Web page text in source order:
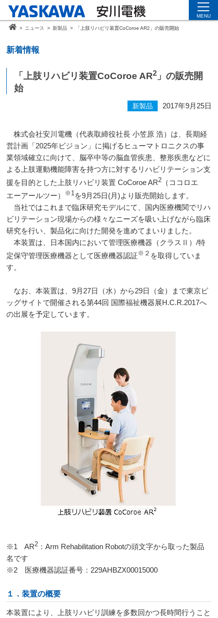
MENU
> ニュース > 新製品 > 「上肢リハビリ装置CoCoroe AR2」の販売開始
新着情報
「上肢リハビリ装置CoCoroe AR2 」の販売開
始
新製品 2017年9月25日
株式会社安川電機（代表取締役社長 小笠原 浩）は、長期経
営計画「2025年ビジョン」に掲げるヒューマトロニクスの事
業領域確立に向けて、脳卒中等の脳血管疾患、整形疾患などに
よる上肢運動機能障害を持つ方に対するリハビリテーション支
援を目的とした上肢リハビリ装置CoCoroe AR2
（ココロエ
エーアールツー）
※ 1を9月 25日(月)より販売開始します。
当社ではこれまで臨床研究モデルにて、国内医療機関でリハ
ビリテーション現場からの様々なニーズを吸い上げながら臨床
研究を行い、製品化に向けた開発を進めてまいりました。
本装置は、日本国内において管理医療機器（クラスⅡ）/特
定保守管理医療機器として医療機器認証 ※２ を取得していま
す。
なお、本装置は、9月 27日（水）から29日（金）まで東京ビ
ッグサイトで開催される第44回 国際福祉機器展H.C.R.2017へ
の出展を予定しています。
※1 AR2 ：Arm Rehabilitation Robotの頭文字から取った製品
名です
※2 医療機器認証番号： 229AHBZX00015000
１．装置の概要
本装置により、上肢リハビリ訓練を多数回かつ長時間行うこと